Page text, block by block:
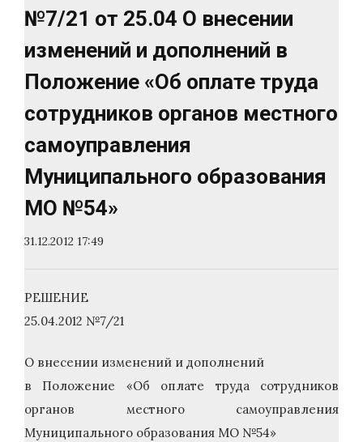
№7/21 от 25.04 О внесении
изменений и дополнений в
Положение «Об оплате труда
сотрудников органов местного
самоуправления
Муниципального образования
МО №54»
31.12.2012 17:49
РЕШЕНИЕ
25.04.2012 №7/21
О внесении изменений и дополнений
в Положение «Об оплате труда сотрудников
органов местного самоуправления
Муниципального образования МО №54»